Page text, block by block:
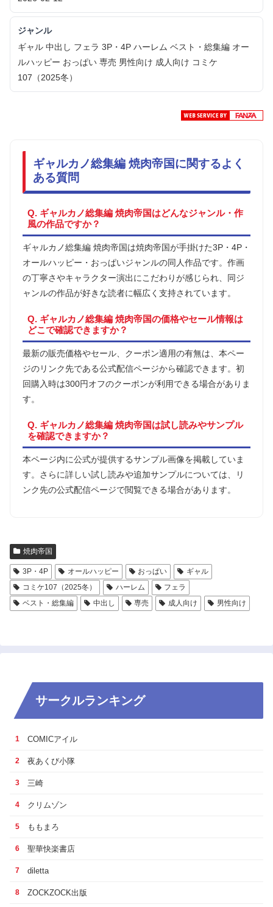
ジャンル
ギャル 中出し フェラ 3P・4P ハーレム ベスト・総集編 オー
ルハッピー おっぱい 専売 男性向け 成人向け コミケ
107（2025冬）
ギャルカノ総集編 焼肉帝国に関するよく
ある質問
Q. ギャルカノ総集編 焼肉帝国はどんなジャンル・作
風の作品ですか？
ギャルカノ総集編 焼肉帝国は焼肉帝国が手掛けた3P・4P・
オールハッピー・おっぱいジャンルの同人作品です。作画
の丁寧さやキャラクター演出にこだわりが感じられ、同ジ
ャンルの作品が好きな読者に幅広く支持されています。
Q. ギャルカノ総集編 焼肉帝国の価格やセール情報は
どこで確認できますか？
最新の販売価格やセール、クーポン適用の有無は、本ペー
ジのリンク先である公式配信ページから確認できます。初
回購入時は300円オフのクーポンが利用できる場合がありま
す。
Q. ギャルカノ総集編 焼肉帝国は試し読みやサンプル
を確認できますか？
本ページ内に公式が提供するサンプル画像を掲載していま
す。さらに詳しい試し読みや追加サンプルについては、リ
ンク先の公式配信ページで閲覧できる場合があります。
焼肉帝国
3P・4P オールハッピー おっぱい
ギャル
コミケ107（2025冬）
ハーレム
フェラ
ベスト・総集編
中出し 専売 成人向け 男性向け
サークルランキング
1 COMICアイル
2 夜あくび小隊
3 三崎
4 クリムゾン
5 ももまろ
6 聖華快楽書店
7 diletta
8 ZOCKZOCK出版